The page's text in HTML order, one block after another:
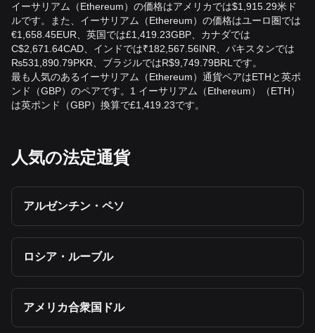
ETHからGBPへの交換は良い投資ですか？
ETHからGBPへの交換は、通貨および暗号資産市場での取引
であり、確実な投資機会ではありません。ETHは非常に変動
が大きく、急速に価値を失う可能性があります。ご自身のリ
スク許容度を考慮し、独自に調査したうえで、失っても困ら
ない金額を超えて投資しないでください。
イーサリアム（Ethereum）の価格はアメリカでは$1,915.29米ド
ルです。また、イーサリアム（Ethereum）の価格はユーロ圏では
€1,658.45EUR、英国では£1,419.23GBP、カナダでは
C$2,671.64CAD、インドでは₹182,567.56INR、パキスタンでは
₨531,890.79PKR、ブラジルではR$9,749.79BRLです。
最も人気のあるイーサリアム（Ethereum）通貨ペアはETHと英ポ
ンド（GBP）のペアです。1 イーサリアム（Ethereum）（ETH）
は英ポンド（GBP）換算で£1,419.23です。
人気の法定通貨
アルゼンチン・ペソ
ロシア・ルーブル
アメリカ合衆国ドル